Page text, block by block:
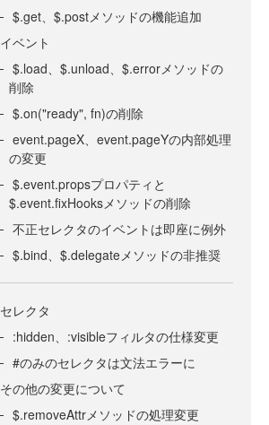
$.get、$.postメソッドの機能追加
イベント
$.load、$.unload、$.errorメソッドの
削除
$.on("ready", fn)の削除
event.pageX、event.pageYの内部処理
の変更
$.event.propsプロパティと
$.event.fixHooksメソッドの削除
不正セレクタのイベントは即座に例外
$.bind、$.delegateメソッドの非推奨
セレクタ
:hidden、:visibleフィルタの仕様変更
#のみのセレクタは文法エラーに
その他の変更について
$.removeAttrメソッドの処理変更